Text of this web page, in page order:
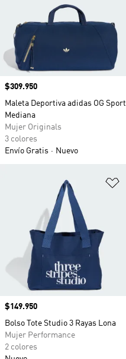
Precio
$309.950
Maleta Deportiva adidas OG Sport
Mediana
Mujer Originals
3 colores
Envío Gratis
Nuevo
Precio
$149.950
Bolso Tote Studio 3 Rayas Lona
Mujer Performance
2 colores